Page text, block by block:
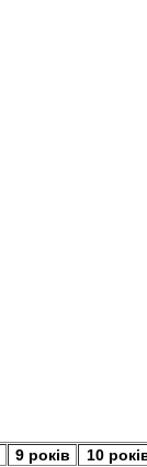
9 років
10